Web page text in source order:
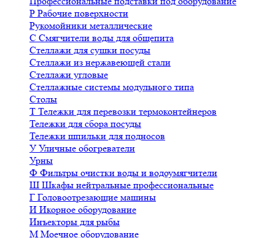
Р Рабочие поверхности
Рукомойники металлические
С Смягчители воды для общепита
Стеллажи для сушки посуды
Стеллажи из нержавеющей стали
Стеллажи угловые
Стеллажные системы модульного типа
Столы
Т Тележки для перевозки термоконтейнеров
Тележки для сбора посуды
Тележки шпильки для подносов
У Уличные обогреватели
Урны
Ф Фильтры очистки воды и водоумягчители
Ш Шкафы нейтральные профессиональные
Г Головоотрезающие машины
И Икорное оборудование
Инъекторы для рыбы
М Моечное оборудование